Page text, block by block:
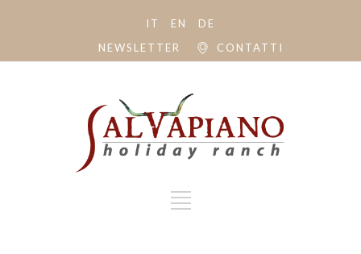
IT EN
DE
CONTATTI
NEWSLETTER